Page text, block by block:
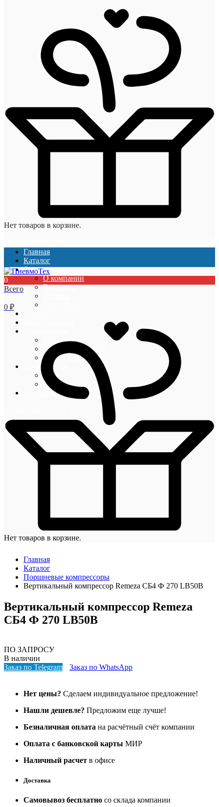
Нет товаров в корзине.
Главная
Каталог
О компании
О компании
Вакансии
Гарантии
Оплата и доставка
Акции и скидки
Информация
Блог
Новости
Контакты
0
Всего
0 ₽
Нет товаров в корзине.
Главная
Каталог
Поршневые компрессоры
Вертикальный компрессор Remeza СБ4 Ф 270 LB50B
Вертикальный компрессор Remeza
СБ4 Ф 270 LB50B
ПО ЗАПРОСУ
В наличии
Заказ по Telegram
Заказ по WhatsApp
Нет цены? Сделаем индивидуальное предложение!
Нашли дешевле? Предложим еще лучше!
Безналичная оплата на расчётный счёт компании
Оплата с банковской карты МИР
Наличный расчет в офисе
Доставка
Самовывоз бесплатно со склада компании